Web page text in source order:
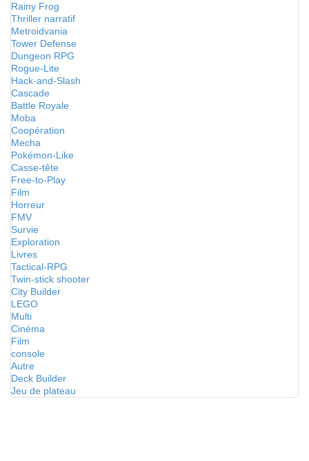
Rainy Frog
Thriller narratif
Metroidvania
Tower Defense
Dungeon RPG
Rogue-Lite
Hack-and-Slash
Cascade
Battle Royale
Moba
Coopération
Mecha
Pokémon-Like
Casse-tête
Free-to-Play
Film
Horreur
FMV
Survie
Exploration
Livres
Tactical-RPG
Twin-stick shooter
City Builder
LEGO
Multi
Cinéma
Film
console
Autre
Deck Builder
Jeu de plateau